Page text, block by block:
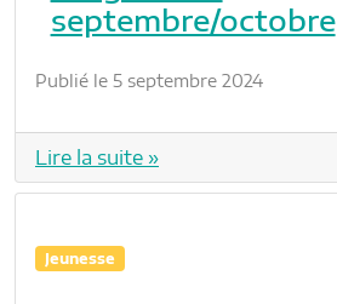
septembre/octobre
Publié le 5 septembre 2024
Lire la suite »
Jeunesse